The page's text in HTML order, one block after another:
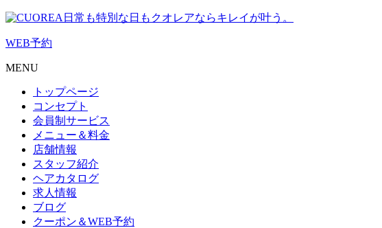
日常も特別な日もクオレアならキレイが叶う。
WEB予約
MENU
トップページ
コンセプト
会員制サービス
メニュー＆料金
店舗情報
スタッフ紹介
ヘアカタログ
求人情報
ブログ
クーポン＆WEB予約